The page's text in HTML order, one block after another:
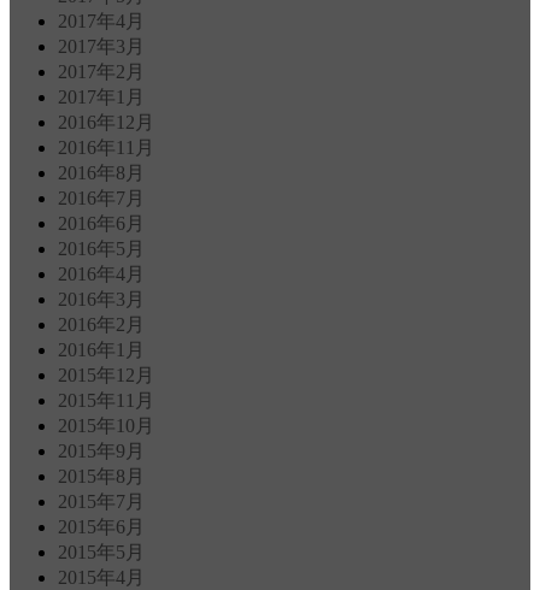
2017年4月
2017年3月
2017年2月
2017年1月
2016年12月
2016年11月
2016年8月
2016年7月
2016年6月
2016年5月
2016年4月
2016年3月
2016年2月
2016年1月
2015年12月
2015年11月
2015年10月
2015年9月
2015年8月
2015年7月
2015年6月
2015年5月
2015年4月